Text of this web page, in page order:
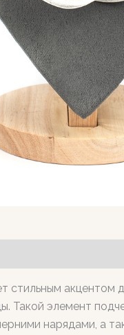
стильным
Такой элемент
нарядами, а